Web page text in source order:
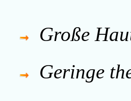
Große
Geringe